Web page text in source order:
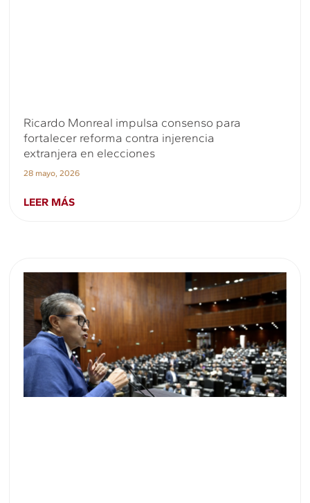
Ricardo Monreal impulsa consenso para
fortalecer reforma contra injerencia
extranjera en elecciones
28 mayo, 2026
LEER MÁS